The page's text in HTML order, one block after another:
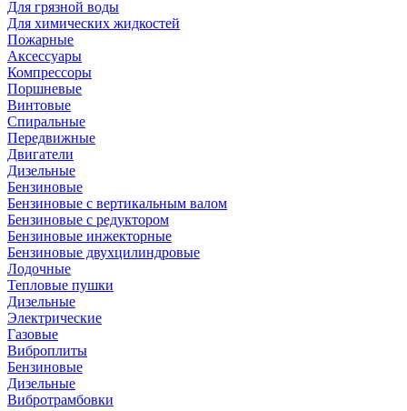
Для грязной воды
Для химических жидкостей
Пожарные
Аксессуары
Компрессоры
Поршневые
Винтовые
Спиральные
Передвижные
Двигатели
Дизельные
Бензиновые
Бензиновые с вертикальным валом
Бензиновые с редуктором
Бензиновые инжекторные
Бензиновые двухцилиндровые
Лодочные
Тепловые пушки
Дизельные
Электрические
Газовые
Виброплиты
Бензиновые
Дизельные
Вибротрамбовки